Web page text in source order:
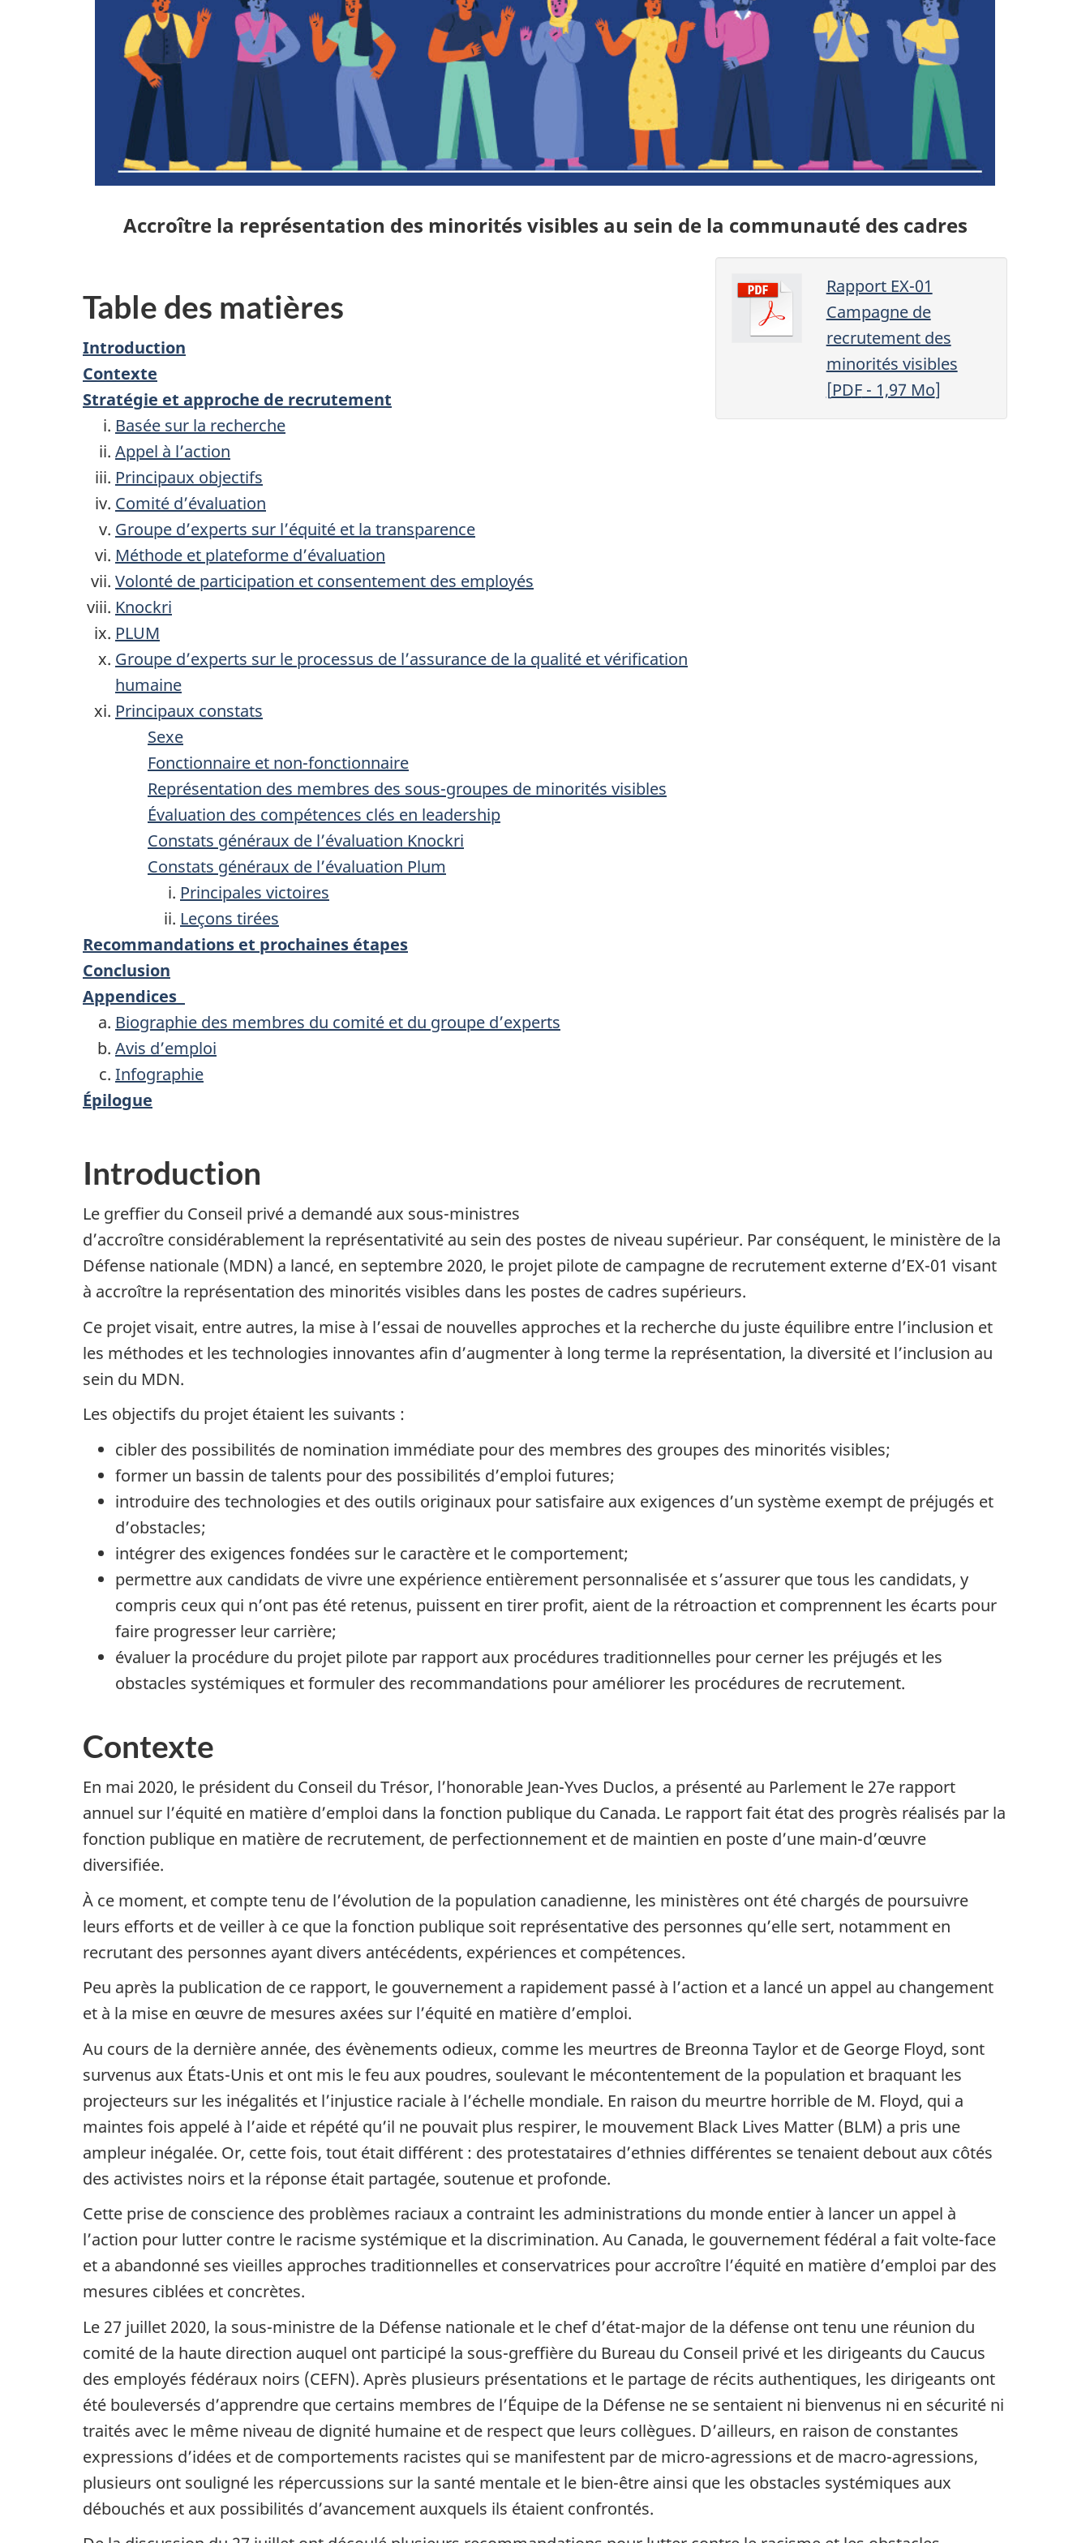
Accroître la représentation des minorités visibles au sein de la communauté des cadres
Table des matières
Introduction
Contexte
Stratégie et approche de recrutement
Basée sur la recherche
Appel à l’action
Principaux objectifs
Comité d’évaluation
Groupe d’experts sur l’équité et la transparence
Méthode et plateforme d’évaluation
Volonté de participation et consentement des employés
Knockri
PLUM
Groupe d’experts sur le processus de l’assurance de la qualité et vérification
humaine
Principaux constats
Sexe
Fonctionnaire et non-fonctionnaire
Représentation des membres des sous-groupes de minorités visibles
Évaluation des compétences clés en leadership
Constats généraux de l’évaluation Knockri
Constats généraux de l’évaluation Plum
Principales victoires
Leçons tirées
Recommandations et prochaines étapes
Conclusion
Appendices
Biographie des membres du comité et du groupe d’experts
Avis d’emploi
Infographie
Épilogue
Rapport EX-01
Campagne de
recrutement des
minorités visibles
[PDF- 1,97 Mo]
Introduction
Le greffier du Conseil privé a demandé aux sous-ministres
d’accroître considérablement la représentativité au sein des postes de niveau supérieur. Par conséquent, le ministère de la
Défense nationale (MDN) a lancé, en septembre 2020, le projet pilote de campagne de recrutement externe d’EX-01 visant
à accroître la représentation des minorités visibles dans les postes de cadres supérieurs.
Ce projet visait, entre autres, la mise à l’essai de nouvelles approches et la recherche du juste équilibre entre l’inclusion et
les méthodes et les technologies innovantes afin d’augmenter à long terme la représentation, la diversité et l’inclusion au
sein du MDN.
Les objectifs du projet étaient les suivants :
cibler des possibilités de nomination immédiate pour des membres des groupes des minorités visibles;
former un bassin de talents pour des possibilités d’emploi futures;
introduire des technologies et des outils originaux pour satisfaire aux exigences d’un système exempt de préjugés et
d’obstacles;
intégrer des exigences fondées sur le caractère et le comportement;
permettre aux candidats de vivre une expérience entièrement personnalisée et s’assurer que tous les candidats, y
compris ceux qui n’ont pas été retenus, puissent en tirer profit, aient de la rétroaction et comprennent les écarts pour
faire progresser leur carrière;
évaluer la procédure du projet pilote par rapport aux procédures traditionnelles pour cerner les préjugés et les
obstacles systémiques et formuler des recommandations pour améliorer les procédures de recrutement.
Contexte
En mai 2020, le président du Conseil du Trésor, l’honorable Jean-Yves Duclos, a présenté au Parlement le 27e rapport
annuel sur l’équité en matière d’emploi dans la fonction publique du Canada. Le rapport fait état des progrès réalisés par la
fonction publique en matière de recrutement, de perfectionnement et de maintien en poste d’une main-d’œuvre
diversifiée.
À ce moment, et compte tenu de l’évolution de la population canadienne, les ministères ont été chargés de poursuivre
leurs efforts et de veiller à ce que la fonction publique soit représentative des personnes qu’elle sert, notamment en
recrutant des personnes ayant divers antécédents, expériences et compétences.
Peu après la publication de ce rapport, le gouvernement a rapidement passé à l’action et a lancé un appel au changement
et à la mise en œuvre de mesures axées sur l’équité en matière d’emploi.
Au cours de la dernière année, des évènements odieux, comme les meurtres de Breonna Taylor et de George Floyd, sont
survenus aux États-Unis et ont mis le feu aux poudres, soulevant le mécontentement de la population et braquant les
projecteurs sur les inégalités et l’injustice raciale à l’échelle mondiale. En raison du meurtre horrible de M. Floyd, qui a
maintes fois appelé à l’aide et répété qu’il ne pouvait plus respirer, le mouvement Black Lives Matter (BLM) a pris une
ampleur inégalée. Or, cette fois, tout était différent : des protestataires d’ethnies différentes se tenaient debout aux côtés
des activistes noirs et la réponse était partagée, soutenue et profonde.
Cette prise de conscience des problèmes raciaux a contraint les administrations du monde entier à lancer un appel à
l’action pour lutter contre le racisme systémique et la discrimination. Au Canada, le gouvernement fédéral a fait volte-face
et a abandonné ses vieilles approches traditionnelles et conservatrices pour accroître l’équité en matière d’emploi par des
mesures ciblées et concrètes.
Le 27 juillet 2020, la sous-ministre de la Défense nationale et le chef d’état-major de la défense ont tenu une réunion du
comité de la haute direction auquel ont participé la sous-greffière du Bureau du Conseil privé et les dirigeants du Caucus
des employés fédéraux noirs (CEFN). Après plusieurs présentations et le partage de récits authentiques, les dirigeants ont
été bouleversés d’apprendre que certains membres de l’Équipe de la Défense ne se sentaient ni bienvenus ni en sécurité ni
traités avec le même niveau de dignité humaine et de respect que leurs collègues. D’ailleurs, en raison de constantes
expressions d’idées et de comportements racistes qui se manifestent par de micro-agressions et de macro-agressions,
plusieurs ont souligné les répercussions sur la santé mentale et le bien-être ainsi que les obstacles systémiques aux
débouchés et aux possibilités d’avancement auxquels ils étaient confrontés.